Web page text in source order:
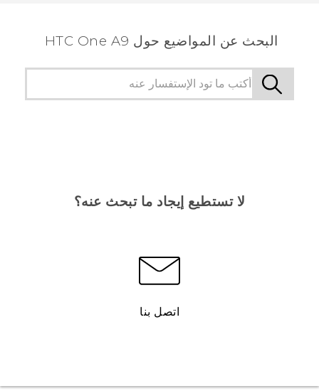
البحث عن المواضيع حول HTC One A9
لا تستطيع إيجاد ما تبحث عنه؟
اتصل بنا